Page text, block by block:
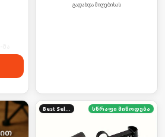
გადახდა მიღებისას
Best Seller სწრაფი მიწოდება